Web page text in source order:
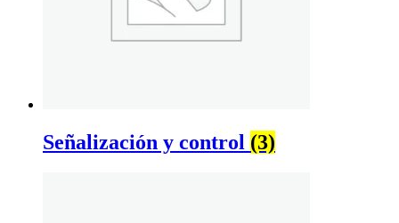
Señalización y control (3)